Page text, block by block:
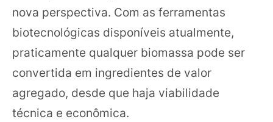
nova perspectiva. Com as ferramentas
biotecnológicas disponíveis atualmente,
praticamente qualquer biomassa pode ser
convertida em ingredientes de valor
agregado, desde que haja viabilidade
técnica e econômica.